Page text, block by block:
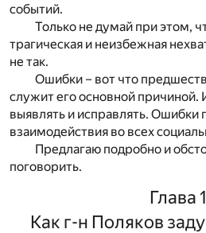
событий.
Только не думай при этом,
трагическая и неизбежная
не так.
Ошибки – вот что
служит его основной причиной.
выявлять и исправлять. Ошибки
взаимодействия во всех
Предлагаю подробно и
поговорить.
Глава 1
Как г-н Поляков